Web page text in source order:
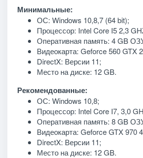
Минимальные:
ОС: Windows 10,8,7 (64 bit);
Процессор: Intel Core I5 2,3
Оперативная память: 4 GB
Видеокарта: Geforce 560 GTX
DirectX: Версии 11;
Место на диске: 12 GB.
Рекомендованные:
ОС: Windows 10,8;
Процессор: Intel Core I7, 3,0
Оперативная память: 8 GB
Видеокарта: Geforce GTX 970
DirectX: Версии 11;
Место на диске: 12 GB.